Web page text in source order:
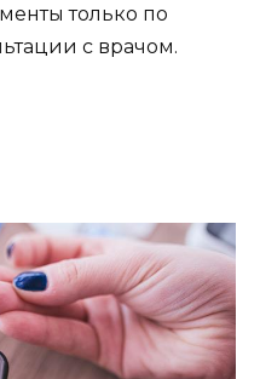
только по
с врачом.